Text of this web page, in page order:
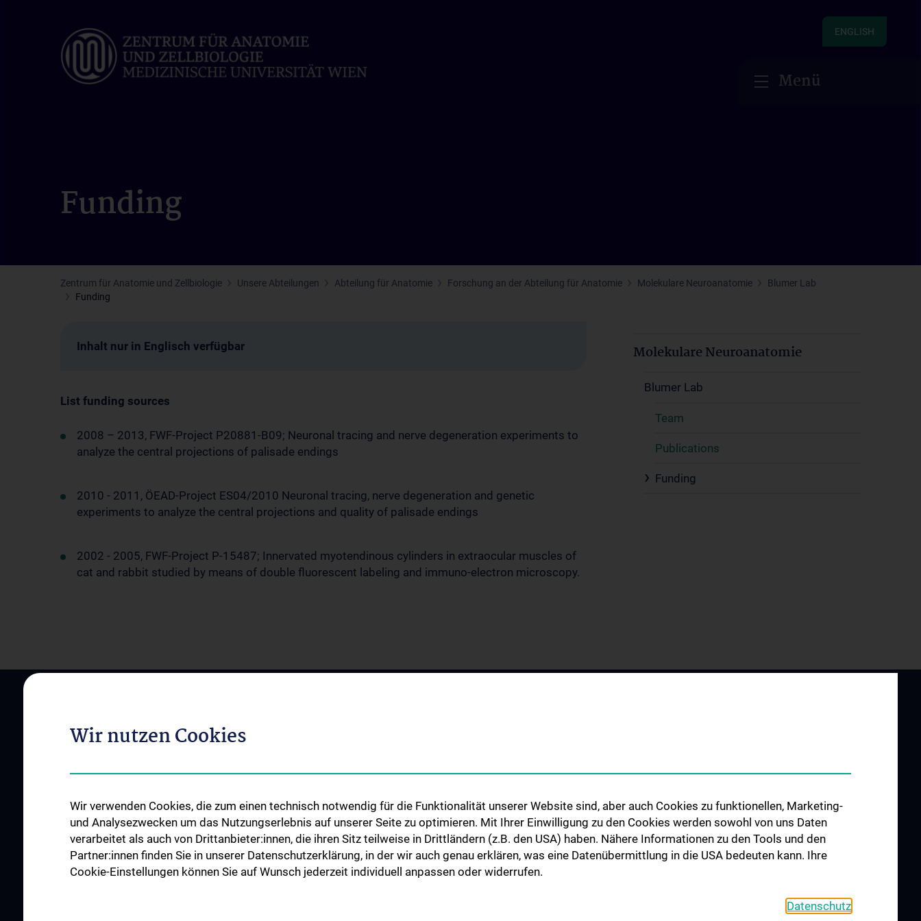
ENGLISH
Menü
Funding
Zentrum für Anatomie und Zellbiologie Unsere Abteilungen Abteilung für Anatomie Forschung an der Abteilung für Anatomie Molekulare Neuroanatomie
Blumer Lab
Funding
Inhalt nur in Englisch verfügbar
List funding sources
2008 – 2013, FWF-Project P20881-B09; Neuronal tracing and nerve degeneration experiments to
analyze the central projections of palisade endings
2010 - 2011, ÖEAD-Project ES04/2010 Neuronal tracing, nerve degeneration and genetic
experiments to analyze the central projections and quality of palisade endings
2002 - 2005, FWF-Project P-15487; Innervated myotendinous cylinders in extraocular muscles of
cat and rabbit studied by means of double fluorescent labeling and immuno-electron microscopy.
Molekulare Neuroanatomie
Blumer Lab
Team
Publications
Funding
ÜBER UNS
Zentrumsleitungen
Leitbild
Kontakt
UNSERE ABTEILUNGEN
Abteilung für Anatomie
Abteilung für Zell- und
Entwicklungsbiologie
WISSENSCHAFT &
FORSCHUNG
Forschung an der Abteilung für
Anatomie
STUDIUM, AUS- UND
WEITERBILDUNG
Lehre an der Abteilung für
Anatomie
ZU DEN OFFENEN
STELLEN
Wir nutzen Cookies
Wir verwenden Cookies, die zum einen technisch notwendig für die Funktionalität unserer Website sind, aber auch Cookies zu funktionellen, Marketing-
und Analysezwecken um das Nutzungserlebnis auf unserer Seite zu optimieren. Mit Ihrer Einwilligung zu den Cookies werden sowohl von uns Daten
verarbeitet als auch von Drittanbieter:innen, die ihren Sitz teilweise in Drittländern (z.B. den USA) haben. Nähere Informationen zu den Tools und den
Partner:innen finden Sie in unserer Datenschutzerklärung, in der wir auch genau erklären, was eine Datenübermittlung in die USA bedeuten kann. Ihre
Cookie-Einstellungen können Sie auf Wunsch jederzeit individuell anpassen oder widerrufen.
Datenschutz